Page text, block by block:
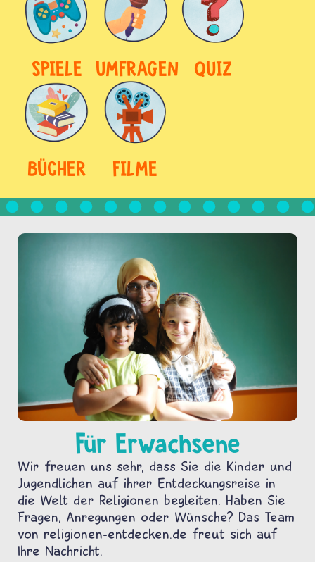
SPIELE UMFRAGEN QUIZ
BÜCHER FILME
Für Erwachsene
Wir freuen uns sehr, dass Sie die Kinder und
Jugendlichen auf ihrer Entdeckungsreise in
die Welt der Religionen begleiten. Haben Sie
Fragen, Anregungen oder Wünsche? Das Team
von religionen-entdecken.de freut sich auf
Ihre Nachricht.